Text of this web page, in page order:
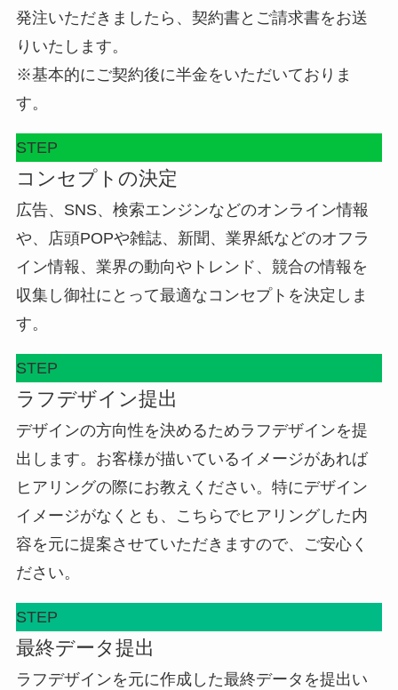
発注いただきましたら、契約書とご請求書をお送
りいたします。
※基本的にご契約後に半金をいただいておりま
す。
STEP
コンセプトの決定
広告、SNS、検索エンジンなどのオンライン情報
や、店頭POPや雑誌、新聞、業界紙などのオフラ
イン情報、業界の動向やトレンド、競合の情報を
収集し御社にとって最適なコンセプトを決定しま
す。
STEP
ラフデザイン提出
デザインの方向性を決めるためラフデザインを提
出します。お客様が描いているイメージがあれば
ヒアリングの際にお教えください。特にデザイン
イメージがなくとも、こちらでヒアリングした内
容を元に提案させていただきますので、ご安心く
ださい。
STEP
最終データ提出
ラフデザインを元に作成した最終データを提出い